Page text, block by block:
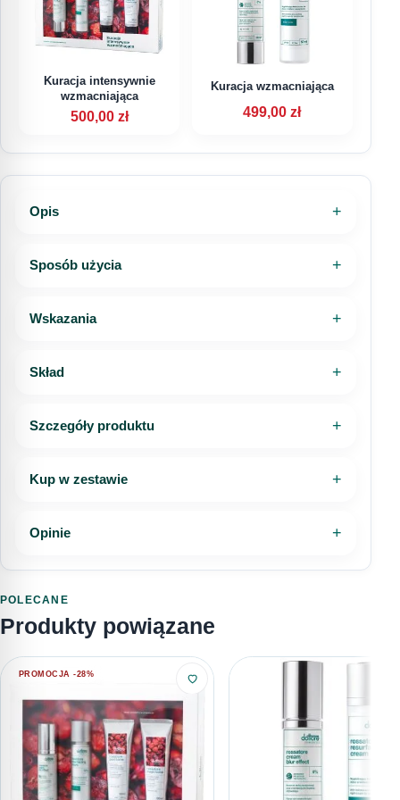
Kurier DHL 20,00 zł
Dostawa do punktu DHL POP 20,00 zł
pobraniem)
Sprawdź pełne informacje o dostawie
Telefon
Wiadomość
osobowych w celu obsługi mojego zapytania.
616792520
dedykowanych dokumentach sklepu.
Regulamin sklepu
Kuracja intensywnie
wzmacniająca
500,00 zł
Kuracja wzmacniająca
499,00zł
Opis
Sposób użycia
Wskazania
Skład
Szczegóły produktu
Kup w zestawie
Opinie
POLECANE
Produkty powiązane
PROMOCJA -28%